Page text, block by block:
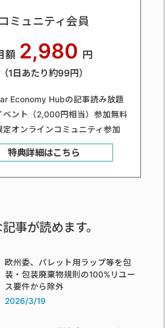
コミュニティ会員
額 2,980 円
（1日あたり約99円）
Economy Hubの記事読み放題
ベント（2,000円相当）参加無料
定オンラインコミュニティ参加
特典詳細はこちら
事が読めます。
欧州委、パレット用ラップ等を包
装・包装廃棄物規則の100%リユー
ス要件から除外
2026/3/19